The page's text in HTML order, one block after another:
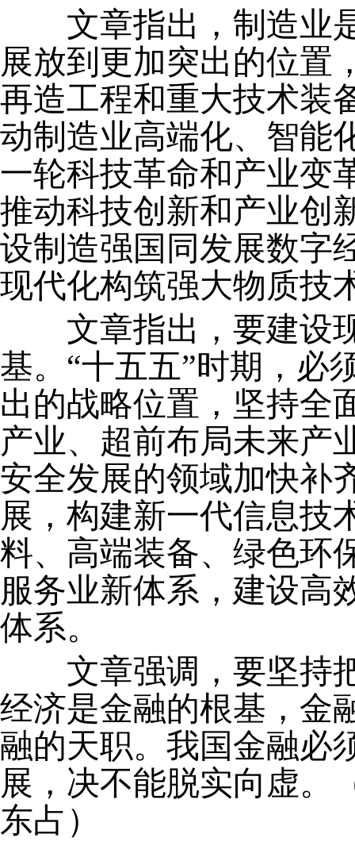
文章指出，制造业是
展放到更加突出的位置
再造工程和重大技术装
动制造业高端化、智能
一轮科技革命和产业变
推动科技创新和产业创
设制造强国同发展数字
现代化构筑强大物质技
文章指出，要建设现
基。“十五五”时期，必
出的战略位置，坚持全
产业、超前布局未来产
安全发展的领域加快补
展，构建新一代信息技
料、高端装备、绿色环
服务业新体系，建设高
体系。
文章强调，要坚持把
经济是金融的根基，金
融的天职。我国金融必
展，决不能脱实向虚。
东占）